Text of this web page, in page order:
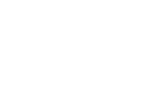
для детских площадок
для площадок для выгула собак
для улицы
формы под заказ